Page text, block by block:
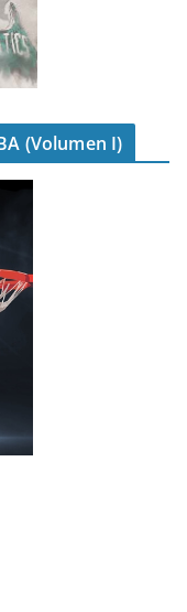
(Volumen I)